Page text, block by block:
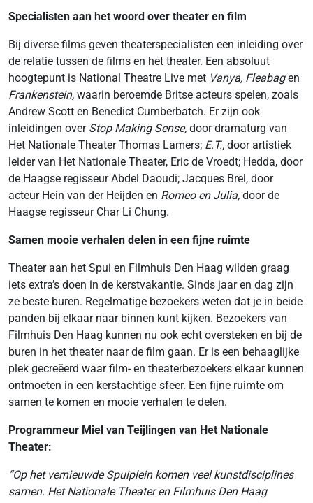
Specialisten aan het woord over theater en film
Bij diverse films geven theaterspecialisten een inleiding over
de relatie tussen de films en het theater. Een absoluut
hoogtepunt is National Theatre Live met Vanya, Fleabagen
Frankenstein, waarin beroemde Britse acteurs spelen, zoals
Andrew Scott en Benedict Cumberbatch. Er zijn ook
inleidingen over Stop Making Sense, door dramaturg van
Het Nationale Theater Thomas Lamers; E.T., door artistiek
leider van Het Nationale Theater, Eric de Vroedt; Hedda, door
de Haagse regisseur Abdel Daoudi; Jacques Brel, door
acteur Hein van der Heijden en Romeo en Julia, door de
Haagse regisseur Char Li Chung.
Samen mooie verhalen delen in een fijne ruimte
Theater aan het Spui en Filmhuis Den Haag wilden graag
iets extra’s doen in de kerstvakantie. Sinds jaar en dag zijn
ze beste buren. Regelmatige bezoekers weten dat je in beide
panden bij elkaar naar binnen kunt kijken. Bezoekers van
Filmhuis Den Haag kunnen nu ook echt oversteken en bij de
buren in het theater naar de film gaan. Er is een behaaglijke
plek gecreëerd waar film- en theaterbezoekers elkaar kunnen
ontmoeten in een kerstachtige sfeer. Een fijne ruimte om
samen te komen en mooie verhalen te delen.
Programmeur Miel van Teijlingen van Het Nationale
Theater:
“Op het vernieuwde Spuiplein komen veel kunstdisciplines
samen. Het Nationale Theater en Filmhuis Den Haag